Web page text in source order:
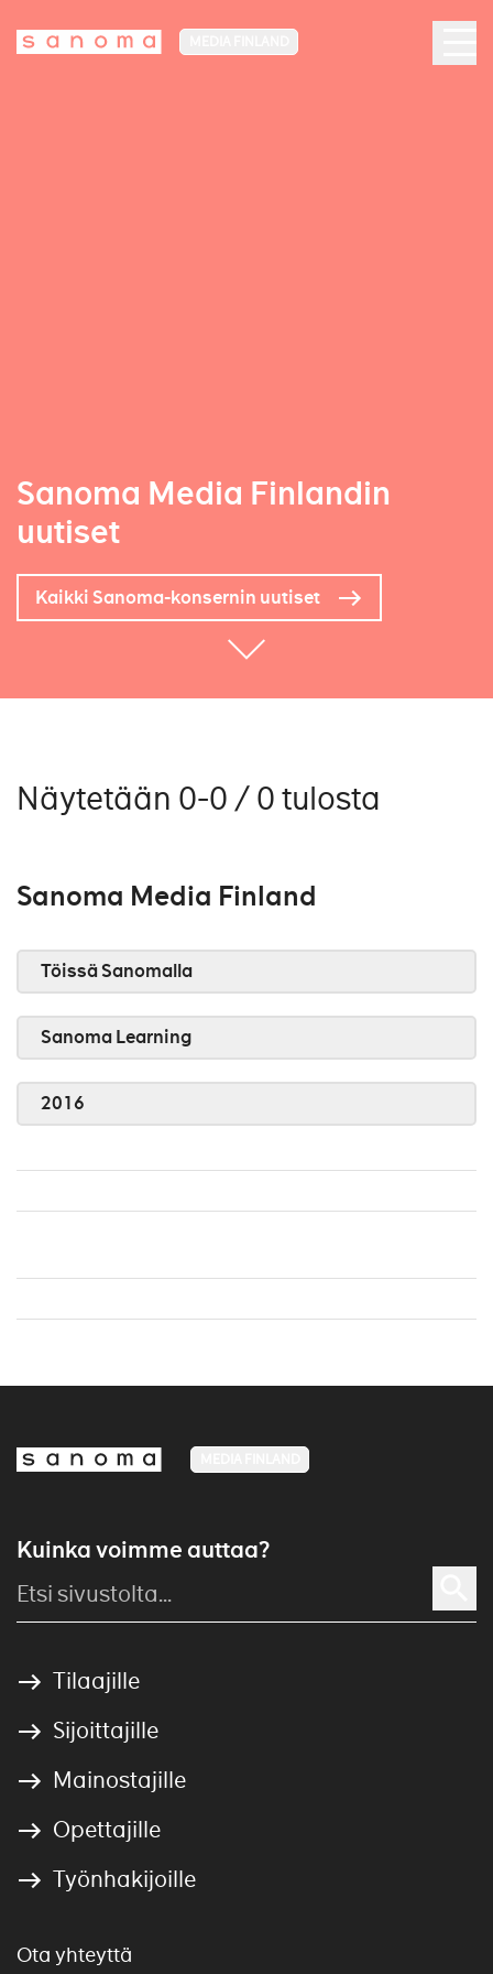
Sanoma Media Finlandin
uutiset
Kaikki Sanoma-konsernin uutiset
Näytetään 0-0 / 0 tulosta
Sanoma Media Finland
Töissä Sanomalla
Sanoma Learning
2016
Kuinka voimme auttaa?
Tilaajille
Sijoittajille
Mainostajille
Opettajille
Työnhakijoille
Ota yhteyttä